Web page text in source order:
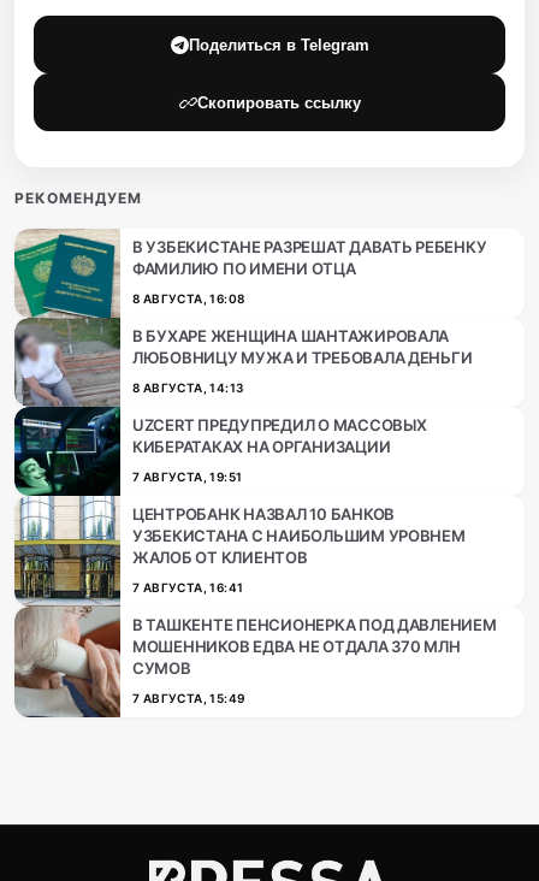
Поделиться в Telegram
Скопировать ссылку
РЕКОМЕНДУЕМ
В УЗБЕКИСТАНЕ РАЗРЕШАТ ДАВАТЬ РЕБЕНКУ
ФАМИЛИЮ ПО ИМЕНИ ОТЦА
8 АВГУСТА, 16:08
В БУХАРЕ ЖЕНЩИНА ШАНТАЖИРОВАЛА
ЛЮБОВНИЦУ МУЖА И ТРЕБОВАЛА ДЕНЬГИ
8 АВГУСТА, 14:13
UZCERT ПРЕДУПРЕДИЛ О МАССОВЫХ
КИБЕРАТАКАХ НА ОРГАНИЗАЦИИ
7 АВГУСТА, 19:51
ЦЕНТРОБАНК НАЗВАЛ 10 БАНКОВ
УЗБЕКИСТАНА С НАИБОЛЬШИМ УРОВНЕМ
ЖАЛОБ ОТ КЛИЕНТОВ
7 АВГУСТА, 16:41
В ТАШКЕНТЕ ПЕНСИОНЕРКА ПОД ДАВЛЕНИЕМ
МОШЕННИКОВ ЕДВА НЕ ОТДАЛА 370 МЛН
СУМОВ
7 АВГУСТА, 15:49